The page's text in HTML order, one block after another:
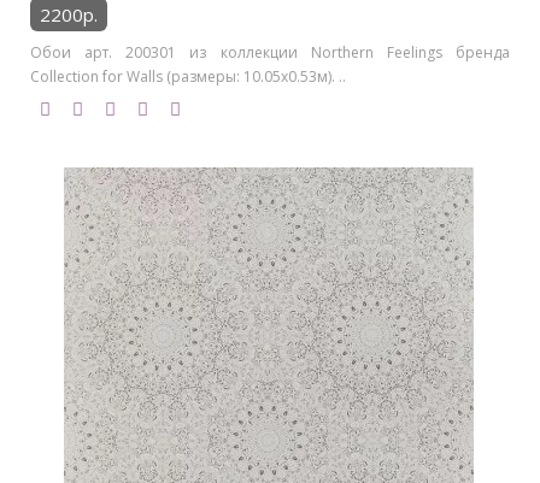
2200р.
Обои арт. 200301 из коллекции Northern Feelings бренда
Collection for Walls (размеры: 10.05х0.53м). ..